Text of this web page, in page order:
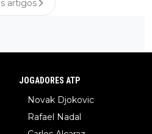
artigos
JOGADORES ATP
Novak Djokovic
Rafael Nadal